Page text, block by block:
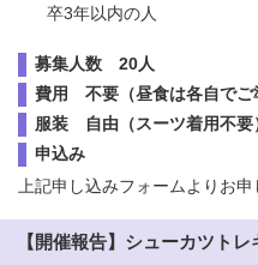
卒3年以内の人
募集人数 20人
費用 不要（昼食は各自でご
服装 自由（スーツ着用不要
申込み
上記申し込みフォームよりお申
【開催報告】シューカツトレ